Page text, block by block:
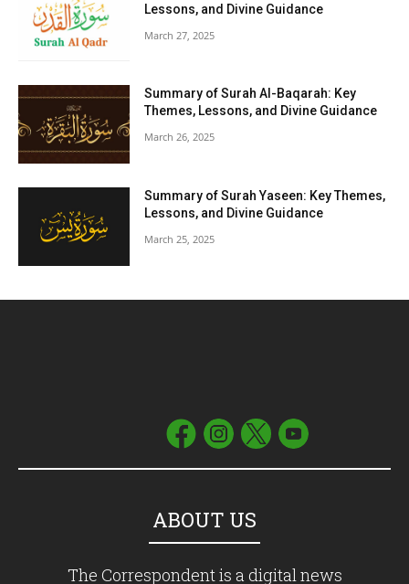
Lessons, and Divine Guidance
March 27, 2025
Summary of Surah Al-Baqarah: Key
Themes, Lessons, and Divine Guidance
March 26, 2025
Summary of Surah Yaseen: Key Themes,
Lessons, and Divine Guidance
March 25, 2025
ABOUT US
The Correspondent is a digital news